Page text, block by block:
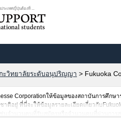
ประเทศญี่ปุ่นต้องที่ ...
ะวิทยาลัยระดับอนุปริญญา > Fukuoka
Corporationให้ข้อมูลของสถาบันการศึก
อยู่ ที่นี่จะให้ข้อมูลรายละเอียดเกี่ยวกับ
จำนวนคนที่รับสมัครหรือจำนวนคนที่ผ่านการ